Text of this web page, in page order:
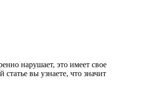
нарушает, это имеет свое
вы узнаете, что значит